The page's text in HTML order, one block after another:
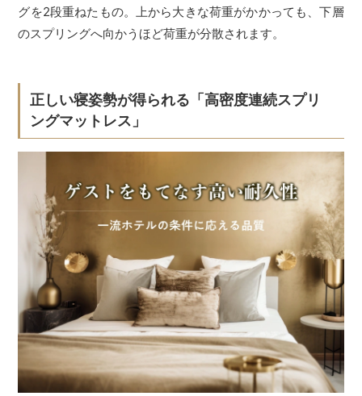
グを2段重ねたもの。上から大きな荷重がかかっても、下層
のスプリングへ向かうほど荷重が分散されます。
正しい寝姿勢が得られる「高密度連続スプリ
ングマットレス」